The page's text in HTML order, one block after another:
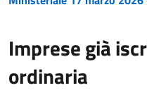
Imprese già
ordinaria